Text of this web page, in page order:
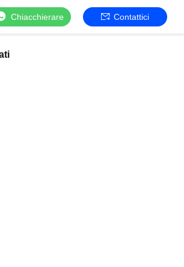
Chiacchierare Contattici